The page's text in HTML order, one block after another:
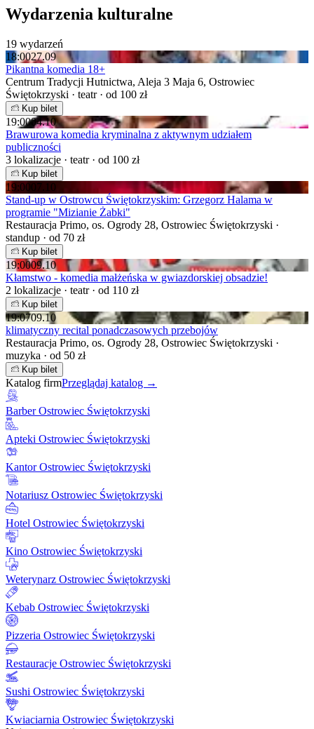
Wydarzenia kulturalne
19 wydarzeń
18:0027.09
Pikantna komedia 18+
Centrum Tradycji Hutnictwa, Aleja 3 Maja 6, Ostrowiec
Świętokrzyski · teatr · od 100 zł
Kup bilet
19:0004.10
Brawurowa komedia kryminalna z aktywnym udziałem
publiczności
3 lokalizacje · teatr · od 100 zł
Kup bilet
19:0007.10
Stand-up w Ostrowcu Świętokrzyskim: Grzegorz Halama w
programie "Mizianie Żabki"
Restauracja Primo, os. Ogrody 28, Ostrowiec Świętokrzyski ·
standup · od 70 zł
Kup bilet
19:0009.10
Kłamstwo - komedia małżeńska w gwiazdorskiej obsadzie!
2 lokalizacje · teatr · od 110 zł
Kup bilet
19:0709.10
klimatyczny recital ponadczasowych przebojów
Restauracja Primo, os. Ogrody 28, Ostrowiec Świętokrzyski ·
muzyka · od 50 zł
Kup bilet
Katalog firmPrzeglądaj katalog →
Barber Ostrowiec Świętokrzyski
Apteki Ostrowiec Świętokrzyski
Kantor Ostrowiec Świętokrzyski
Notariusz Ostrowiec Świętokrzyski
Hotel Ostrowiec Świętokrzyski
Kino Ostrowiec Świętokrzyski
Weterynarz Ostrowiec Świętokrzyski
Kebab Ostrowiec Świętokrzyski
Pizzeria Ostrowiec Świętokrzyski
Restauracje Ostrowiec Świętokrzyski
Sushi Ostrowiec Świętokrzyski
Kwiaciarnia Ostrowiec Świętokrzyski